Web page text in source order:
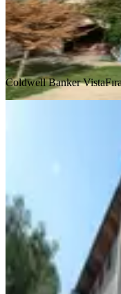
Coldwell Banker Vista
Ara
Coldwell Banker Vista
REMAX ANI Benan